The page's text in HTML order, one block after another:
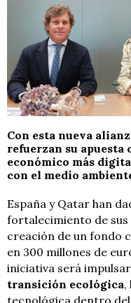
Con esta nueva
refuerzan su
económico más
con el medio
España y Qatar han
fortalecimiento de
creación de un fondo
en 300 millones de
iniciativa será
transición ecológica,